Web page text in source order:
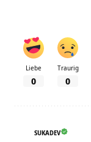
Liebe
0
Traurig
0
SUKADEV